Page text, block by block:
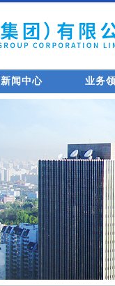
新闻中心 业务